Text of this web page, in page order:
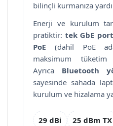
bilinçli kurmanıza
Enerji ve kurulum
pratiktir: tek GbE port
PoE (dahil PoE
maksimum tüketim
Ayrıca Bluetooth
sayesinde sahada
kurulum ve hizalama
29 dBi 25 dBm TX